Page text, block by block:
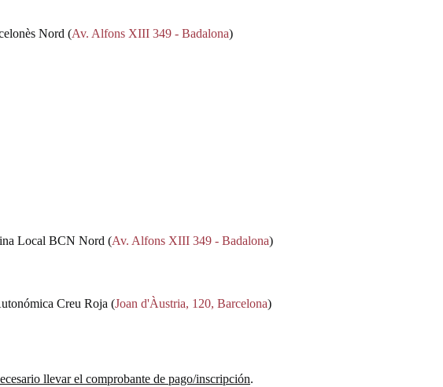
Nord (Av. Alfons XIII 349 - Badalona)
Local BCN Nord (Av. Alfons XIII 349 - Badalona)
Creu Roja (Joan d'Àustria, 120, Barcelona)
llevar el comprobante de pago/inscripción.